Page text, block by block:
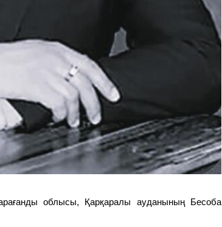
облысы, Қарқаралы ауданының Бесоба